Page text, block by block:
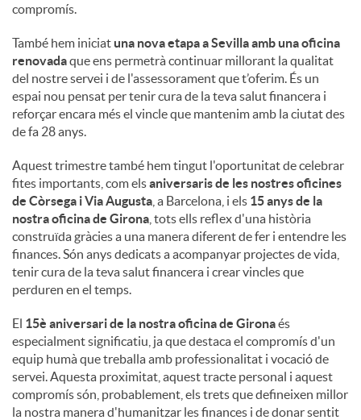
compromís.
També hem iniciat una nova etapa a Sevilla amb una oficina
renovadaque ens permetrà continuar millorant la qualitat
del nostre servei i de l'assessorament que t’oferim. És un
espai nou pensat per tenir cura de la teva salut financera i
reforçar encara més el vincle que mantenim amb la ciutat des
de fa 28 anys.
Aquest trimestre també hem tingut l'oportunitat de celebrar
fites importants, com elsaniversaris de les nostres oficines
de Còrsega i Via Augusta , a Barcelona, ​​i els 15 anys de la
nostra oficina de Girona , tots ells reflex d'una història
construïda gràcies a una manera diferent de fer i entendre les
finances. Són anys dedicats a acompanyar projectes de vida,
tenir cura de la teva salut financera i crear vincles que
perduren en el temps.
El 15è aniversari de la nostra oficina de Gironaés
especialment significatiu, ja que destaca el compromís d'un
equip humà que treballa amb professionalitat i vocació de
servei. Aquesta proximitat, aquest tracte personal i aquest
compromís són, probablement, els trets que defineixen millor
la nostra manera d'humanitzar les finances i de donar sentit